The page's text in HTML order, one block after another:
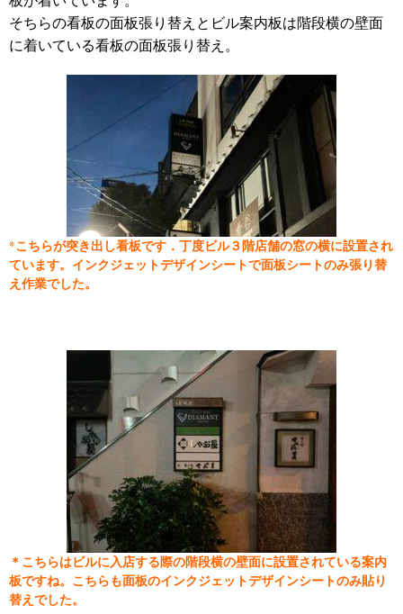
そちらの看板の面板張り替えとビル案内板は階段横の壁面
に着いている看板の面板張り替え。
*こちらが突き出し看板です．丁度ビル３階店舗の窓の横に設置され
ています。インクジェットデザインシートで面板シートのみ張り替
え作業でした。
＊こちらはビルに入店する際の階段横の壁面に設置されている案内
板ですね。こちらも面板のインクジェットデザインシートのみ貼り
替えでした。